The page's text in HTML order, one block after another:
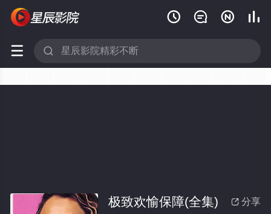
   
 
 分享
极致欢愉保障(全集)